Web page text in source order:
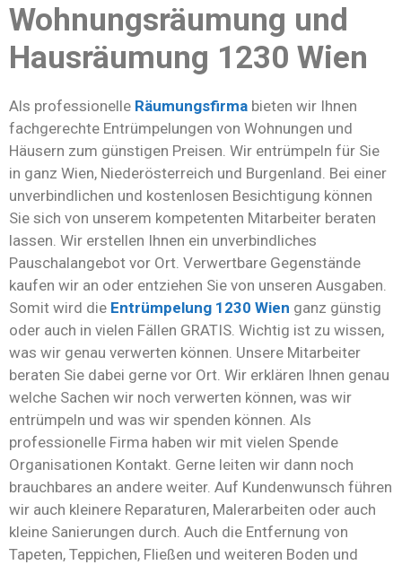
Wohnungsräumung und
Hausräumung 1230 Wien
Als professionelle Räumungsfirma bieten wir Ihnen
fachgerechte Entrümpelungen von Wohnungen und
Häusern zum günstigen Preisen. Wir entrümpeln für Sie
in ganz Wien, Niederösterreich und Burgenland. Bei einer
unverbindlichen und kostenlosen Besichtigung können
Sie sich von unserem kompetenten Mitarbeiter beraten
lassen. Wir erstellen Ihnen ein unverbindliches
Pauschalangebot vor Ort. Verwertbare Gegenstände
kaufen wir an oder entziehen Sie von unseren Ausgaben.
Somit wird die Entrümpelung 1230 Wien ganz günstig
oder auch in vielen Fällen GRATIS. Wichtig ist zu wissen,
was wir genau verwerten können. Unsere Mitarbeiter
beraten Sie dabei gerne vor Ort. Wir erklären Ihnen genau
welche Sachen wir noch verwerten können, was wir
entrümpeln und was wir spenden können. Als
professionelle Firma haben wir mit vielen Spende
Organisationen Kontakt. Gerne leiten wir dann noch
brauchbares an andere weiter. Auf Kundenwunsch führen
wir auch kleinere Reparaturen, Malerarbeiten oder auch
kleine Sanierungen durch. Auch die Entfernung von
Tapeten, Teppichen, Fließen und weiteren Boden und